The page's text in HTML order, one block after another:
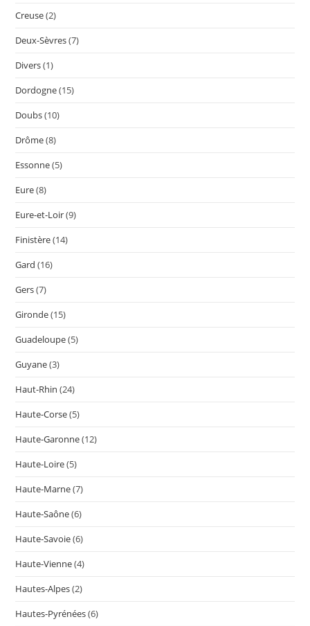
Creuse(2)
Deux-Sèvres(7)
Divers(1)
Dordogne(15)
Doubs(10)
Drôme(8)
Essonne(5)
Eure(8)
Eure-et-Loir(9)
Finistère(14)
Gard (16)
Gers(7)
Gironde(15)
Guadeloupe(5)
Guyane(3)
Haut-Rhin (24)
Haute-Corse(5)
Haute-Garonne(12)
Haute-Loire(5)
Haute-Marne(7)
Haute-Saône(6)
Haute-Savoie(6)
Haute-Vienne(4)
Hautes-Alpes(2)
Hautes-Pyrénées(6)